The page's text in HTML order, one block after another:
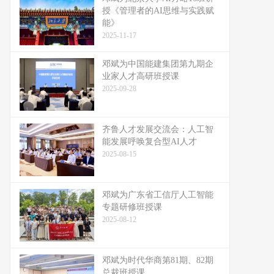
授《管理者的AI思维与实践赋
能》
2025-11-17
邓斌为中国能建集团第九期企
业家人才高研班授课
2025-09-28
齐鲁人才发展交流会：人工智
能发展呼唤复合型AI人才
2025-08-15
邓斌为广东省工信厅人工智能
专题研修班授课
2025-08-12
邓斌为时代华商第81期、82期